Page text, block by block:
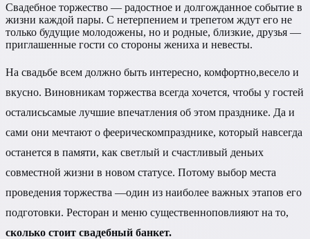
Свадебное торжество — радостное и долгожданное событие в
жизни каждой пары. С нетерпением и трепетом ждут его не
только будущие молодожены, но и родные, близкие, друзья —
приглашенные гости со стороны жениха и невесты.
На свадьбе всем должно быть интересно, комфортно,весело и
вкусно. Виновникам торжества всегда хочется, чтобы у гостей
осталисьсамые лучшие впечатления об этом празднике. Да и
сами они мечтают о феерическомпразднике, который навсегда
останется в памяти, как светлый и счастливый деньих
совместной жизни в новом статусе. Потому выбор места
проведения торжества —один из наиболее важных этапов его
подготовки. Ресторан и меню существенноповлияют на то,
сколько стоит свадебный банкет.